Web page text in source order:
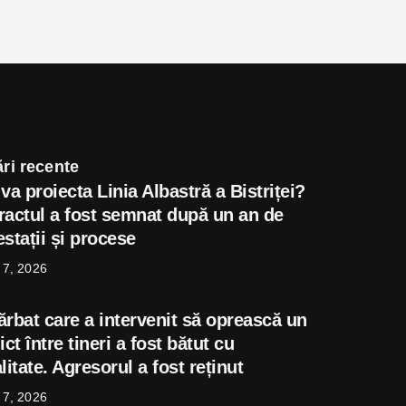
recente
proiecta Linia Albastră a Bistriței?
a fost semnat după un an de
și procese
2026
care a intervenit să oprească un
între tineri a fost bătut cu
Agresorul a fost reținut
2026